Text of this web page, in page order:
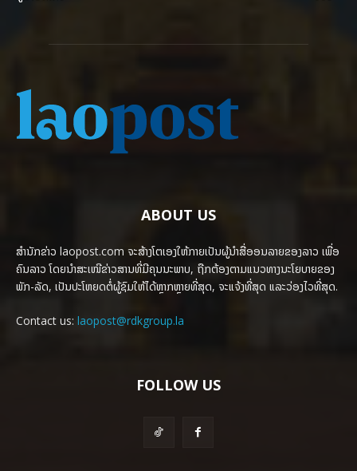
ABOUT US
ສຳນັກຂ່າວ laopost.com ຈະສ້າງໂຕເອງໃຫ້ກາຍເປັນຜູ້ນຳສື່ອອນລາຍຂອງລາວ ເພື່ອ
ຄົນລາວ ໂດຍນຳສະເໜີຂ່າວສານທີ່ມີຄຸນນະພາບ, ຖືກຕ້ອງຕາມແນວທາງນະໂຍບາຍຂອງ
ພັກ-ລັດ, ເປັນປະໂຫຍດຕໍ່ຜູ້ຊົມໃຫ້ໄດ້ຫຼາກຫຼາຍທີ່ສຸດ, ຈະແຈ້ງທີ່ສຸດ ແລະວ່ອງໄວທີ່ສຸດ.
Contact us: laopost@rdkgroup.la
FOLLOW US